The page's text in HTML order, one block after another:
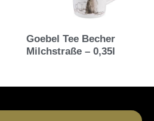
Goebel Tee Becher
Milchstraße – 0,35l